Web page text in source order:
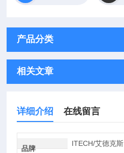
产品分类
相关文章
详细介绍 在线留言
品牌
ITECH/艾德克斯